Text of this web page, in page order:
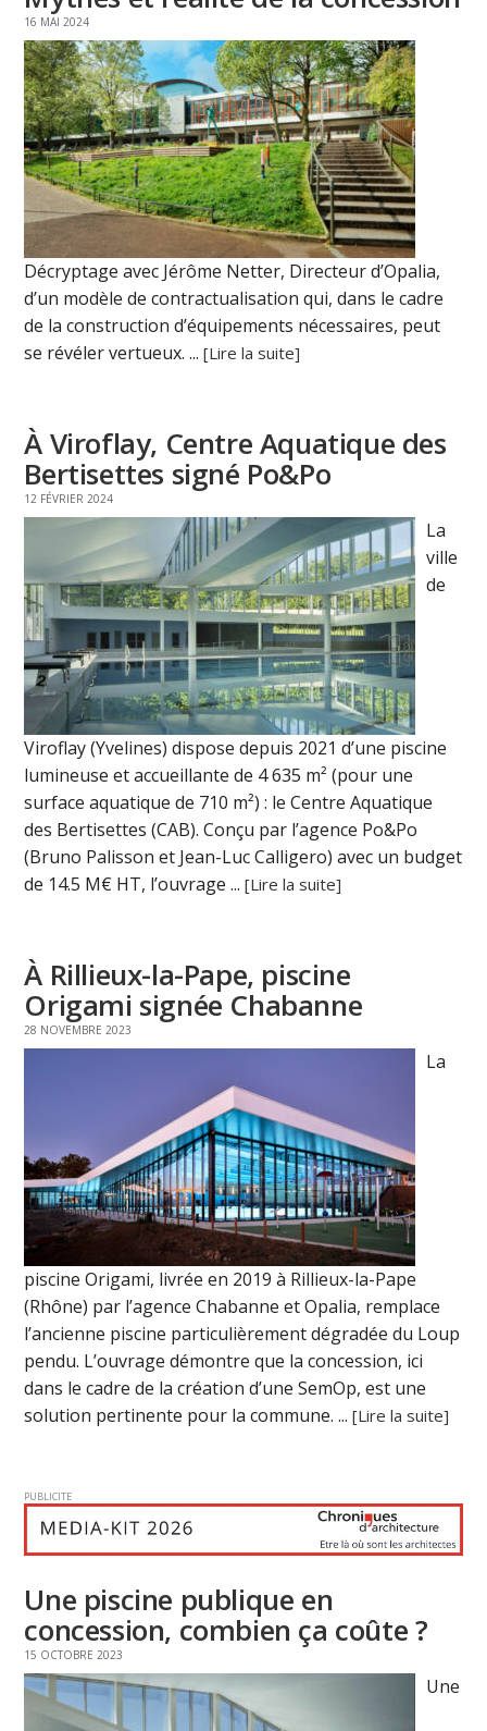
16 MAI 2024
Décryptage avec Jérôme Netter, Directeur d’Opalia,
d’un modèle de contractualisation qui, dans le cadre
de la construction d’équipements nécessaires, peut
se révéler vertueux. ...[Lire la suite]
À Viroflay, Centre Aquatique des
Bertisettes signé Po&Po
12 FÉVRIER 2024
La
ville
de
Viroflay (Yvelines) dispose depuis 2021 d’une piscine
lumineuse et accueillante de 4 635 m² (pour une
surface aquatique de 710 m²) : le Centre Aquatique
des Bertisettes (CAB). Conçu par l’agence Po&Po
(Bruno Palisson et Jean-Luc Calligero) avec un budget
de 14.5 M€ HT, l’ouvrage ...[Lire la suite]
À Rillieux-la-Pape, piscine
Origami signée Chabanne
28 NOVEMBRE 2023
La
piscine Origami, livrée en 2019 à Rillieux-la-Pape
(Rhône) par l’agence Chabanne et Opalia, remplace
l’ancienne piscine particulièrement dégradée du Loup
pendu. L’ouvrage démontre que la concession, ici
dans le cadre de la création d’une SemOp, est une
solution pertinente pour la commune. ...[Lire la suite]
PUBLICITE
Une piscine publique en
concession, combien ça coûte ?
15 OCTOBRE 2023
Une